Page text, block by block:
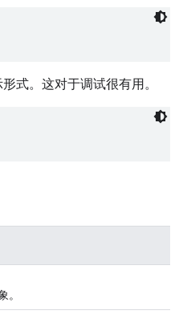
式。这对于调试很有用。
。